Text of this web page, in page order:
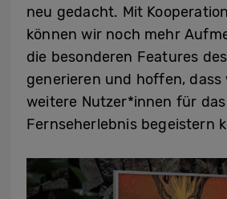
neu gedacht. Mit
können wir noch mehr
die besonderen Features
generieren und hoffen, dass
weitere Nutzer*innen für
Fernseherlebnis begeistern